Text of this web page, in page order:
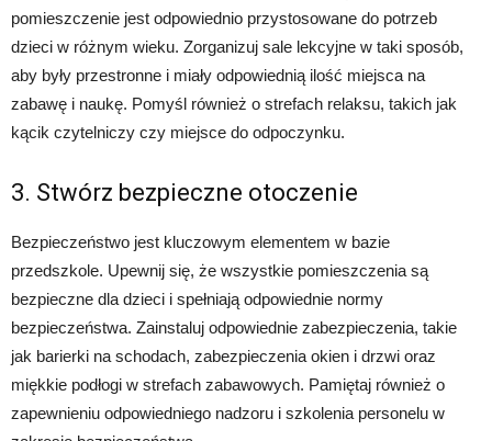
pomieszczenie jest odpowiednio przystosowane do potrzeb
dzieci w różnym wieku. Zorganizuj sale lekcyjne w taki sposób,
aby były przestronne i miały odpowiednią ilość miejsca na
zabawę i naukę. Pomyśl również o strefach relaksu, takich jak
kącik czytelniczy czy miejsce do odpoczynku.
3. Stwórz bezpieczne otoczenie
Bezpieczeństwo jest kluczowym elementem w bazie
przedszkole. Upewnij się, że wszystkie pomieszczenia są
bezpieczne dla dzieci i spełniają odpowiednie normy
bezpieczeństwa. Zainstaluj odpowiednie zabezpieczenia, takie
jak barierki na schodach, zabezpieczenia okien i drzwi oraz
miękkie podłogi w strefach zabawowych. Pamiętaj również o
zapewnieniu odpowiedniego nadzoru i szkolenia personelu w